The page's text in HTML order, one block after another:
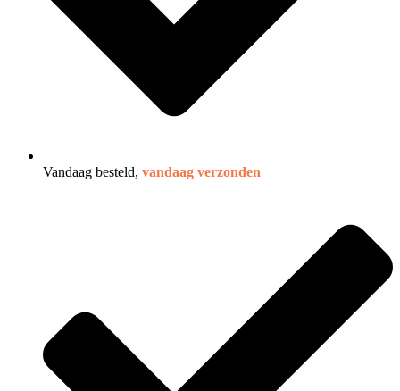
Vandaag besteld, vandaag verzonden